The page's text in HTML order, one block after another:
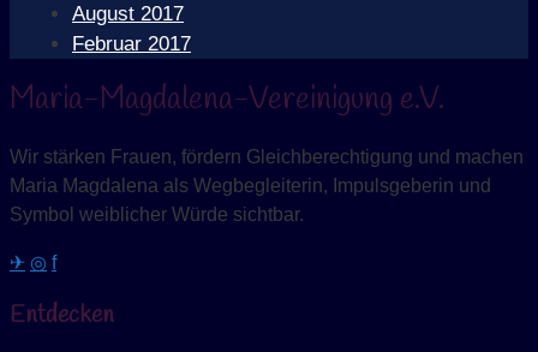
August 2017
Februar 2017
Maria-Magdalena-Vereinigung e.V.
Wir stärken Frauen, fördern Gleichberechtigung und machen
Maria Magdalena als Wegbegleiterin, Impulsgeberin und
Symbol weiblicher Würde sichtbar.
✈ ◎ f
Entdecken